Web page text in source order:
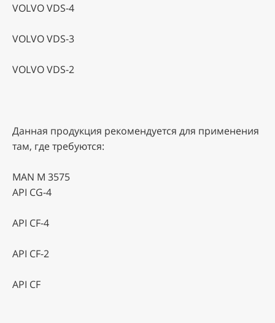
VOLVO VDS-4
VOLVO VDS-3
VOLVO VDS-2
Данная продукция рекомендуется для применения
там, где требуются:
MAN M 3575
API CG-4
API CF-4
API CF-2
API CF